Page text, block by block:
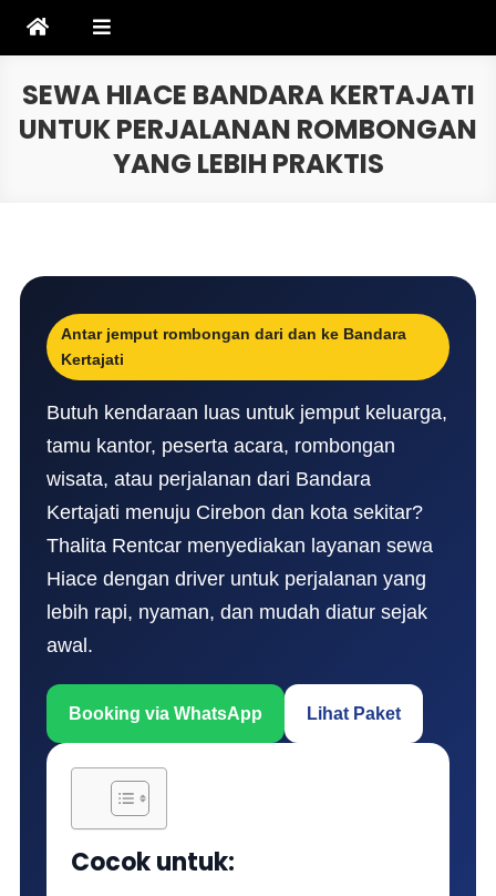
SEWA HIACE BANDARA KERTAJATI
UNTUK PERJALANAN ROMBONGAN
YANG LEBIH PRAKTIS
Antar jemput rombongan dari dan ke Bandara
Kertajati
Butuh kendaraan luas untuk jemput keluarga,
tamu kantor, peserta acara, rombongan
wisata, atau perjalanan dari Bandara
Kertajati menuju Cirebon dan kota sekitar?
Thalita Rentcar menyediakan layanan sewa
Hiace dengan driver untuk perjalanan yang
lebih rapi, nyaman, dan mudah diatur sejak
awal.
Booking via WhatsApp Lihat Paket
Cocok untuk: